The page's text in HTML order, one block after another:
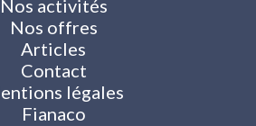
Nos activités
Nos offres
Articles
Contact
légales
Fianaco